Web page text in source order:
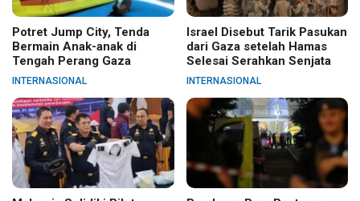
Potret Jump City, Tenda
Bermain Anak-anak di
Tengah Perang Gaza
INTERNASIONAL
Israel Disebut Tarik Pasukan
dari Gaza setelah Hamas
Selesai Serahkan Senjata
INTERNASIONAL